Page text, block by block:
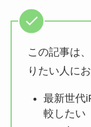
この記事は
りたい人に
最新世代
較したい